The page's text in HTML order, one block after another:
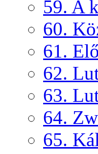
59. A
60.
61.
62.
63.
64.
65.